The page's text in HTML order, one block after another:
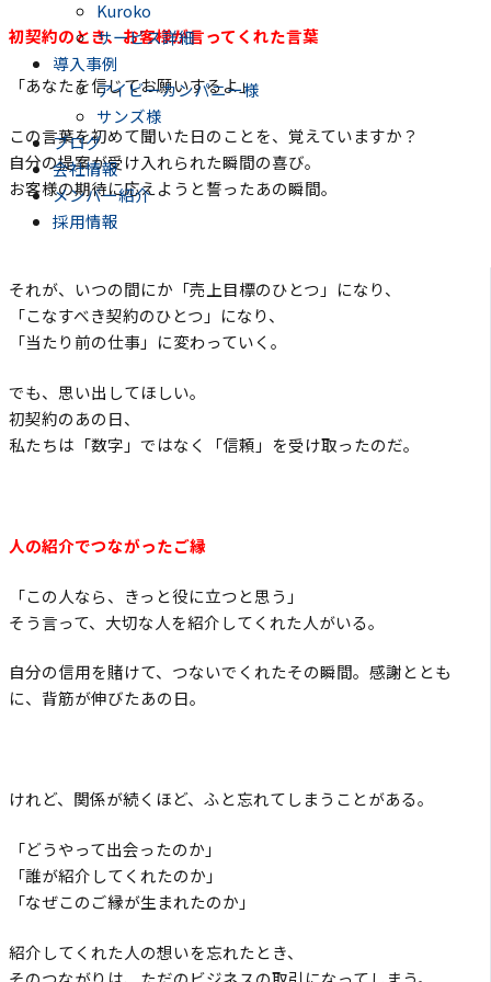
Kuroko
サービス詳細
導入事例
アイビーカンパニー様
サンズ様
ブログ
会社情報
メンバー紹介
採用情報
初契約のとき、お客様が言ってくれた言葉
「あなたを信じてお願いするよ」
この言葉を初めて聞いた日のことを、覚えていますか？
自分の提案が受け入れられた瞬間の喜び。
お客様の期待に応えようと誓ったあの瞬間。
それが、いつの間にか「売上目標のひとつ」になり、
「こなすべき契約のひとつ」になり、
「当たり前の仕事」に変わっていく。
でも、思い出してほしい。
初契約のあの日、
私たちは「数字」ではなく「信頼」を受け取ったのだ。
人の紹介でつながったご縁
「この人なら、きっと役に立つと思う」
そう言って、大切な人を紹介してくれた人がいる。
自分の信用を賭けて、つないでくれたその瞬間。感謝ととも
に、背筋が伸びたあの日。
けれど、関係が続くほど、ふと忘れてしまうことがある。
「どうやって出会ったのか」
「誰が紹介してくれたのか」
「なぜこのご縁が生まれたのか」
紹介してくれた人の想いを忘れたとき、